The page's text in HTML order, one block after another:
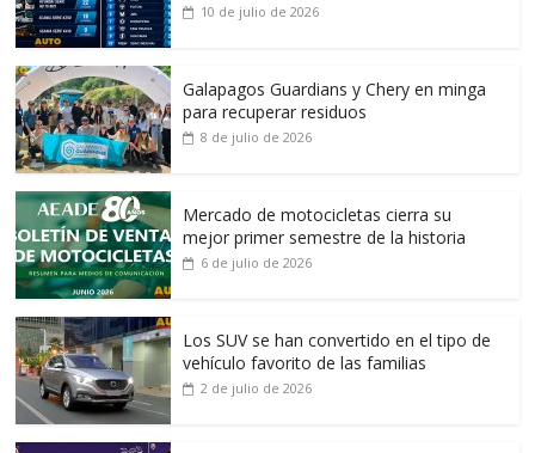
10 de julio de 2026
Galapagos Guardians y Chery en minga
para recuperar residuos
8 de julio de 2026
Mercado de motocicletas cierra su
mejor primer semestre de la historia
6 de julio de 2026
Los SUV se han convertido en el tipo de
vehículo favorito de las familias
2 de julio de 2026